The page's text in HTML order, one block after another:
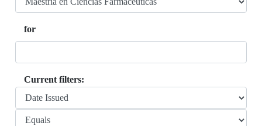
for
Current filters: